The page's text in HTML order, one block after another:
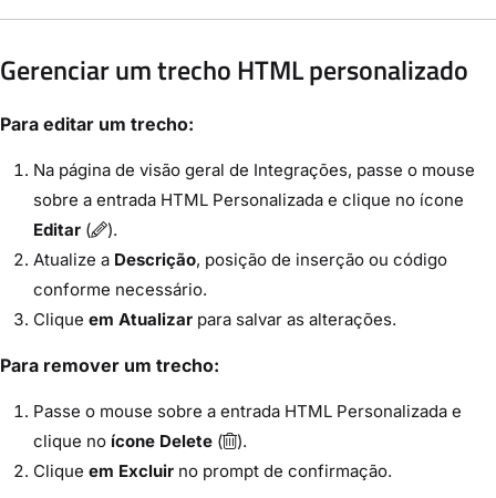
Gerenciar um trecho HTML personalizado
Para editar um trecho:
Na página de visão geral de Integrações, passe o mouse
sobre a entrada HTML Personalizada e clique no ícone
Editar (
).
Atualize a Descrição, posição de inserção ou código
conforme necessário.
Clique em Atualizar para salvar as alterações.
Para remover um trecho:
Passe o mouse sobre a entrada HTML Personalizada e
clique no ícone Delete (
).
Clique em Excluir no prompt de confirmação.